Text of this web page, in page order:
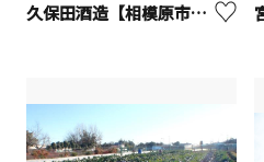
久保田酒造【相模原市緑区】